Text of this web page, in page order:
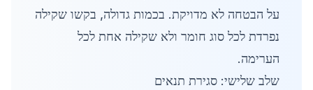
על הבטחה לא מדויקת. בכמות גדולה, בקשו שקילה
נפרדת לכל סוג חומר ולא שקילה אחת לכל
הערימה.
שלב שלישי: סגירת תנאים